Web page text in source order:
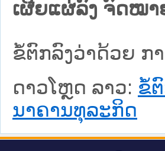
ເຜີຍແຜ່ລົງ ຈົດໝາ
ຂໍ້​ຕົກ​ລົງ​ວ່າ​ດ້ວຍ ກ
ດາວໂຫຼດ ລາວ: ຂໍ້​
ນາ​ຄານ​ທຸ​ລະ​ກິດ